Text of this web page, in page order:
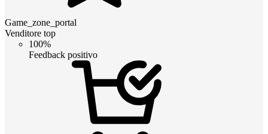
Game_zone_portal
Venditore top
100%
Feedback positivo